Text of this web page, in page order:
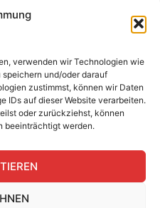
verwenden wir Technologien wie
und/oder darauf
zustimmst, können wir Daten
IDs auf dieser Website verarbeiten.
oder zurückziehst, können
beeinträchtigt werden.